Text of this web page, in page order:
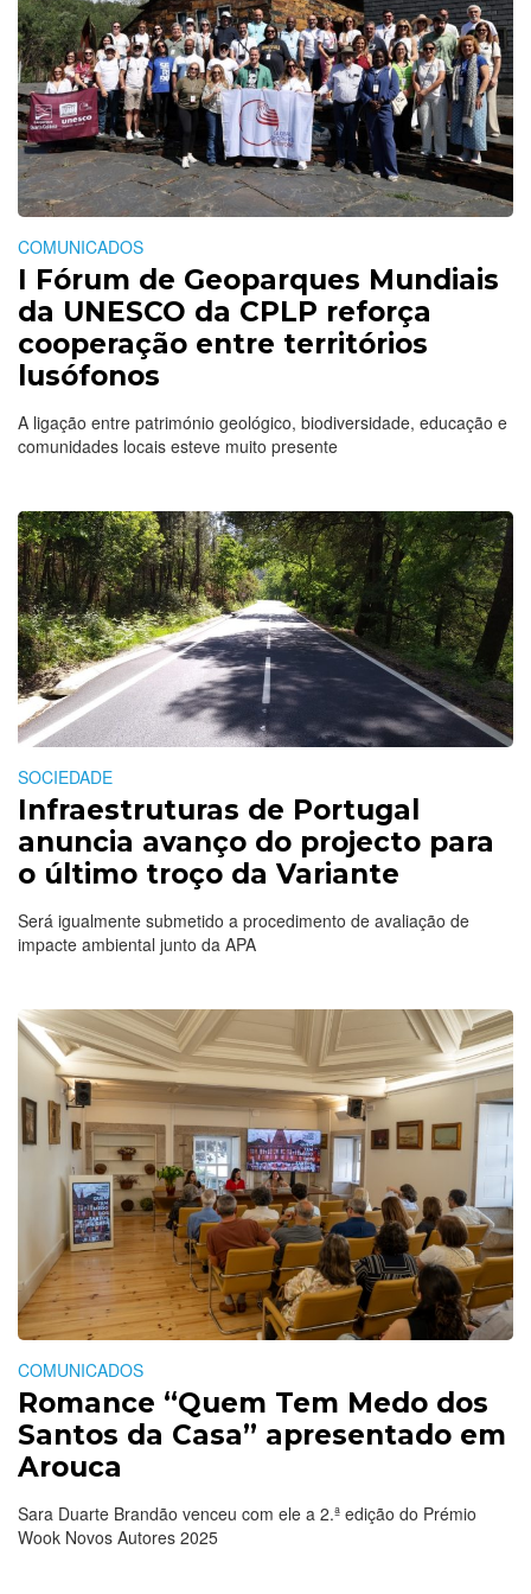
COMUNICADOS
I Fórum de Geoparques Mundiais
da UNESCO da CPLP reforça
cooperação entre territórios
lusófonos
A ligação entre património geológico, biodiversidade, educação e
comunidades locais esteve muito presente
SOCIEDADE
Infraestruturas de Portugal
anuncia avanço do projecto para
o último troço da Variante
Será igualmente submetido a procedimento de avaliação de
impacte ambiental junto da APA
COMUNICADOS
Romance “Quem Tem Medo dos
Santos da Casa” apresentado em
Arouca
Sara Duarte Brandão venceu com ele a 2.ª edição do Prémio
Wook Novos Autores 2025